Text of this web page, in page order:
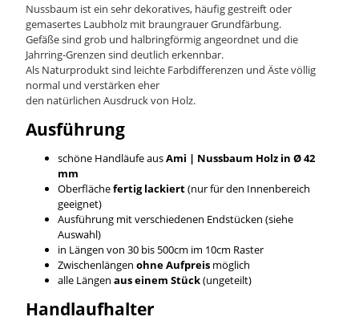
Nussbaum ist ein sehr dekoratives, häufig gestreift oder
gemasertes Laubholz mit braungrauer Grundfärbung.
Gefäße sind grob und halbringförmig angeordnet und die
Jahrring-Grenzen sind deutlich erkennbar.
Als Naturprodukt sind leichte Farbdifferenzen und Äste völlig
normal und verstärken eher
den natürlichen Ausdruck von Holz.
Ausführung
schöne Handläufe ausAmi | Nussbaum Holz in Ø 42
mm
Oberflächefertig lackiert(nur für den Innenbereich
geeignet)
Ausführung mit verschiedenen Endstücken (siehe
Auswahl)
in Längen von 30 bis 500cm im 10cm Raster
Zwischenlängen ohne Aufpreis möglich
alle Längen aus einem Stück(ungeteilt)
Handlaufhalter